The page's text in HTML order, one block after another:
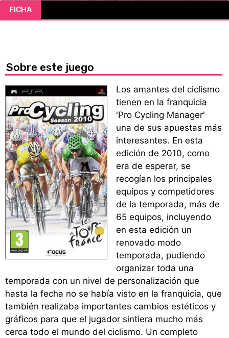
FICHA
Sobre este juego
Los amantes del ciclismo
tienen en la franquicia
'Pro Cycling Manager'
una de sus apuestas más
interesantes. En esta
edición de 2010, como
era de esperar, se
recogían los principales
equipos y competidores
de la temporada, más de
65 equipos, incluyendo
en esta edición un
renovado modo
temporada, pudiendo
organizar toda una
temporada con un nivel de personalización que
hasta la fecha no se había visto en la franquicia, que
también realizaba importantes cambios estéticos y
gráficos para que el jugador sintiera mucho más
cerca todo el mundo del ciclismo. Un completo